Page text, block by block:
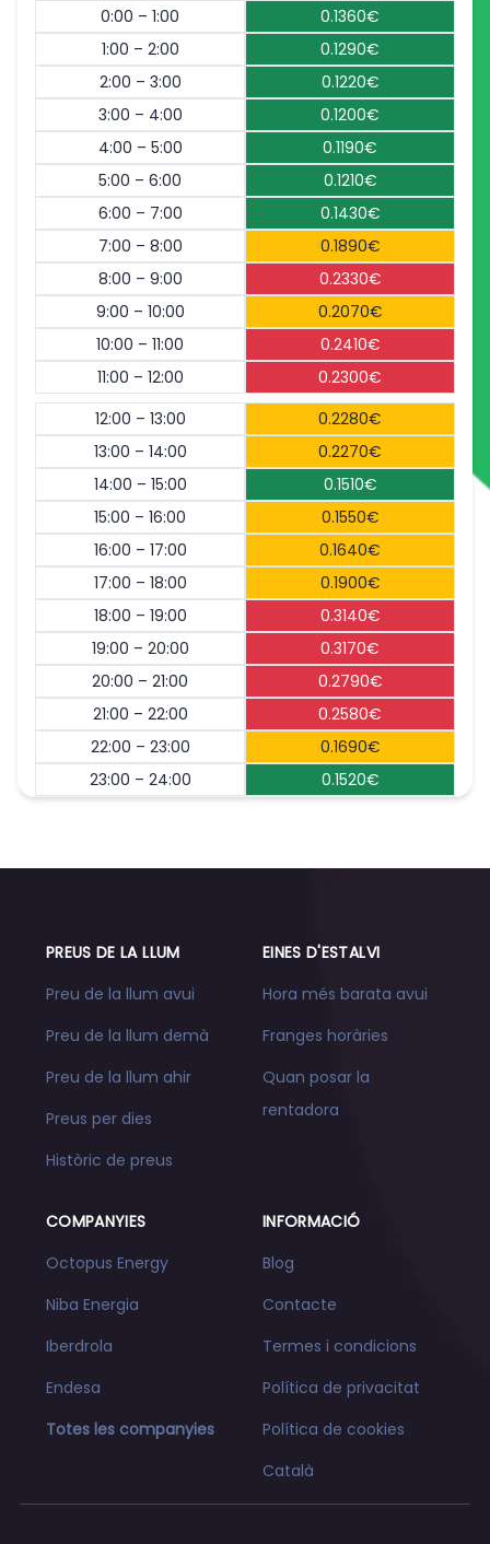
0:00 – 1:00
0.1360€
1:00 – 2:00
0.1290€
2:00 – 3:00
0.1220€
3:00 – 4:00
0.1200€
4:00 – 5:00
0.1190€
5:00 – 6:00
0.1210€
6:00 – 7:00
0.1430€
7:00 – 8:00
0.1890€
8:00 – 9:00
0.2330€
9:00 – 10:00
0.2070€
10:00 – 11:00
0.2410€
11:00 – 12:00
0.2300€
12:00 – 13:00
0.2280€
13:00 – 14:00
0.2270€
14:00 – 15:00
0.1510€
15:00 – 16:00
0.1550€
16:00 – 17:00
0.1640€
17:00 – 18:00
0.1900€
18:00 – 19:00
0.3140€
19:00 – 20:00
0.3170€
20:00 – 21:00
0.2790€
21:00 – 22:00
0.2580€
22:00 – 23:00
0.1690€
23:00 – 24:00
0.1520€
PREUS DE LA LLUM
Preu de la llum avui
Preu de la llum demà
Preu de la llum ahir
Preus per dies
Històric de preus
EINES D'ESTALVI
Hora més barata avui
Franges horàries
Quan posar la
rentadora
COMPANYIES
Octopus Energy
Niba Energia
Iberdrola
Endesa
Totes les companyies
INFORMACIÓ
Blog
Contacte
Termes i condicions
Política de privacitat
Política de cookies
Català